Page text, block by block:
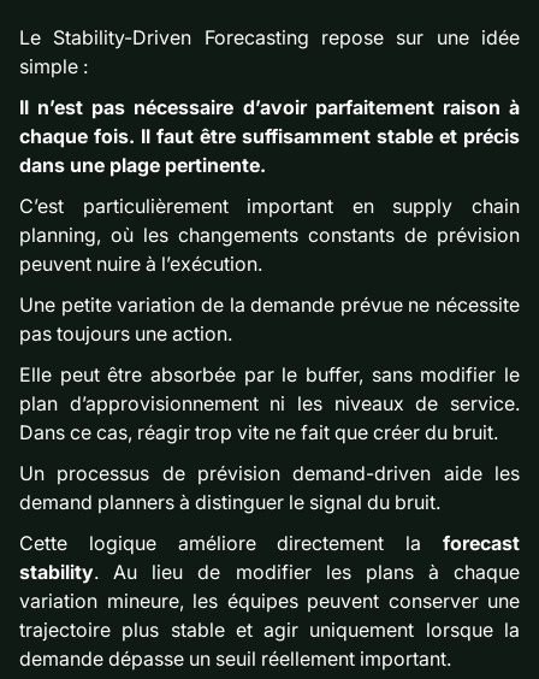
Le Stability-Driven Forecasting repose sur une idée
simple :
Il n’est pas nécessaire d’avoir parfaitement raison à
chaque fois. Il faut être suffisamment stable et précis
dans une plage pertinente.
C’est particulièrement important en supply chain
planning, où les changements constants de prévision
peuvent nuire à l’exécution.
Une petite variation de la demande prévue ne nécessite
pas toujours une action.
Elle peut être absorbée par le buffer, sans modifier le
plan d’approvisionnement ni les niveaux de service.
Dans ce cas, réagir trop vite ne fait que créer du bruit.
Un processus de prévision demand-driven aide les
demand planners à distinguer le signal du bruit.
Cette logique améliore directement la forecast
stability. Au lieu de modifier les plans à chaque
variation mineure, les équipes peuvent conserver une
trajectoire plus stable et agir uniquement lorsque la
demande dépasse un seuil réellement important.